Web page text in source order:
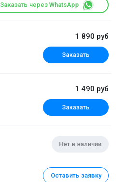
Заказать через WhatsApp
1 890 руб
Заказать
1 490 руб
Заказать
Нет в наличии
Оставить заявку